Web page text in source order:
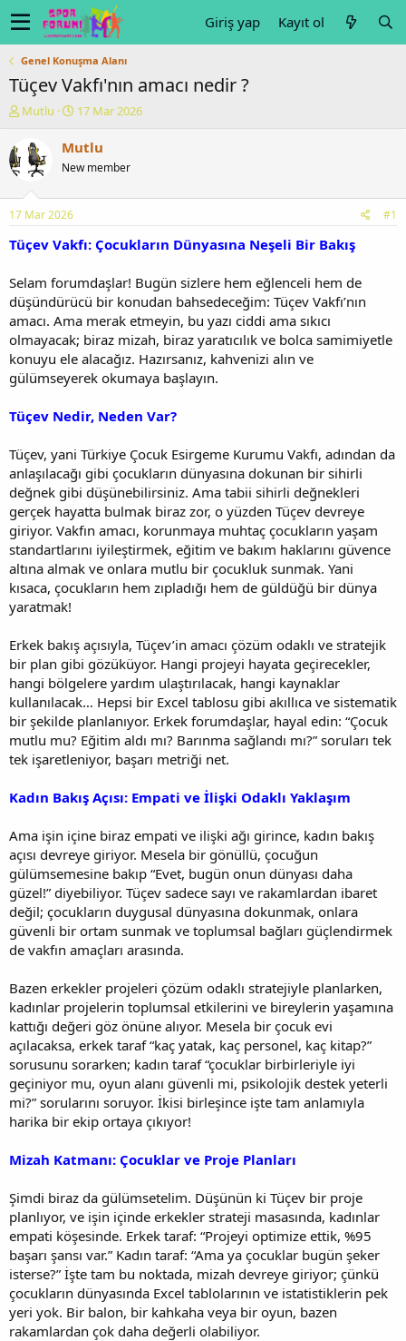
Giriş yap Kayıt ol
Genel Konuşma Alanı
Tüçev Vakfı'nın amacı nedir ?
K
b
a
ş
t
a
n
Mutlu
B
ş
a
ç
r
i
h
i
17 Mar 2026
Mutlu
New member
17 Mar 2026 #1
Tüçev Vakfı: Çocukların Dünyasına Neşeli Bir Bakış
Selam forumdaşlar! Bugün sizlere hem eğlenceli hem de
düşündürücü bir konudan bahsedeceğim: Tüçev Vakfı’nın
amacı. Ama merak etmeyin, bu yazı ciddi ama sıkıcı
olmayacak; biraz mizah, biraz yaratıcılık ve bolca samimiyetle
konuyu ele alacağız. Hazırsanız, kahvenizi alın ve
gülümseyerek okumaya başlayın.
Tüçev Nedir, Neden Var?
Tüçev, yani Türkiye Çocuk Esirgeme Kurumu Vakfı, adından da
anlaşılacağı gibi çocukların dünyasına dokunan bir sihirli
değnek gibi düşünebilirsiniz. Ama tabii sihirli değnekleri
gerçek hayatta bulmak biraz zor, o yüzden Tüçev devreye
giriyor. Vakfın amacı, korunmaya muhtaç çocukların yaşam
standartlarını iyileştirmek, eğitim ve bakım haklarını güvence
altına almak ve onlara mutlu bir çocukluk sunmak. Yani
kısaca, çocukların hem zıpladığı hem de güldüğü bir dünya
yaratmak!
Erkek bakış açısıyla, Tüçev’in amacı çözüm odaklı ve stratejik
bir plan gibi gözüküyor. Hangi projeyi hayata geçirecekler,
hangi bölgelere yardım ulaştırılacak, hangi kaynaklar
kullanılacak… Hepsi bir Excel tablosu gibi akıllıca ve sistematik
bir şekilde planlanıyor. Erkek forumdaşlar, hayal edin: “Çocuk
mutlu mu? Eğitim aldı mı? Barınma sağlandı mı?” soruları tek
tek işaretleniyor, başarı metriği net.
Kadın Bakış Açısı: Empati ve İlişki Odaklı Yaklaşım
Ama işin içine biraz empati ve ilişki ağı girince, kadın bakış
açısı devreye giriyor. Mesela bir gönüllü, çocuğun
gülümsemesine bakıp “Evet, bugün onun dünyası daha
güzel!” diyebiliyor. Tüçev sadece sayı ve rakamlardan ibaret
değil; çocukların duygusal dünyasına dokunmak, onlara
güvenli bir ortam sunmak ve toplumsal bağları güçlendirmek
de vakfın amaçları arasında.
Bazen erkekler projeleri çözüm odaklı stratejiyle planlarken,
kadınlar projelerin toplumsal etkilerini ve bireylerin yaşamına
kattığı değeri göz önüne alıyor. Mesela bir çocuk evi
açılacaksa, erkek taraf “kaç yatak, kaç personel, kaç kitap?”
sorusunu sorarken; kadın taraf “çocuklar birbirleriyle iyi
geçiniyor mu, oyun alanı güvenli mi, psikolojik destek yeterli
mi?” sorularını soruyor. İkisi birleşince işte tam anlamıyla
harika bir ekip ortaya çıkıyor!
Mizah Katmanı: Çocuklar ve Proje Planları
Şimdi biraz da gülümsetelim. Düşünün ki Tüçev bir proje
planlıyor, ve işin içinde erkekler strateji masasında, kadınlar
empati köşesinde. Erkek taraf: “Projeyi optimize ettik, %95
başarı şansı var.” Kadın taraf: “Ama ya çocuklar bugün şeker
isterse?” İşte tam bu noktada, mizah devreye giriyor; çünkü
çocukların dünyasında Excel tablolarının ve istatistiklerin pek
yeri yok. Bir balon, bir kahkaha veya bir oyun, bazen
rakamlardan çok daha değerli olabiliyor.